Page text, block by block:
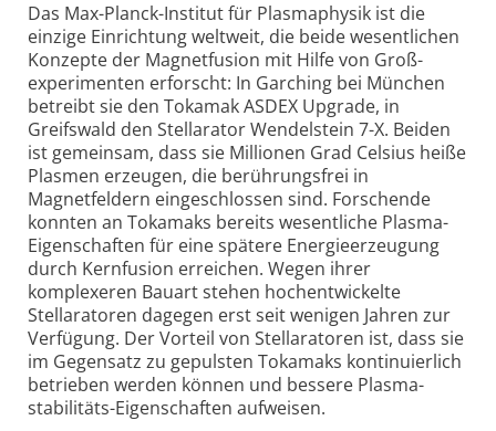
Das Max-Planck-Institut für Plasmaphysik ist die
einzige Einrichtung weltweit, die beide wesentlichen
Konzepte der Magnetfusion mit Hilfe von Groß­
experimenten erforscht: In Garching bei München
betreibt sie den Tokamak ASDEX Upgrade, in
Greifswald den Stellarator Wendelstein 7-X. Beiden
ist gemeinsam, dass sie Millionen Grad Celsius heiße
Plasmen erzeugen, die berührungs­frei in
Magnetfeldern eingeschlossen sind. Forschende
konnten an Tokamaks bereits wesentliche Plasma-
Eigen­schaften für eine spätere Energie­erzeugung
durch Kernfusion erreichen. Wegen ihrer
komplexeren Bauart stehen hoch­entwickelte
Stellaratoren dagegen erst seit wenigen Jahren zur
Verfügung. Der Vorteil von Stellaratoren ist, dass sie
im Gegensatz zu gepulsten Tokamaks kontinuierlich
betrieben werden können und bessere Plasma­
stabilitäts-Eigenschaften aufweisen.